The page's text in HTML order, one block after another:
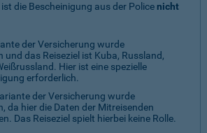
die Bescheinigung aus der Police nicht
der Versicherung wurde
und das Reiseziel ist Kuba, Russland,
Hier ist eine spezielle
erforderlich.
der Versicherung wurde
da hier die Daten der Mitreisenden
Das Reiseziel spielt hierbei keine Rolle.